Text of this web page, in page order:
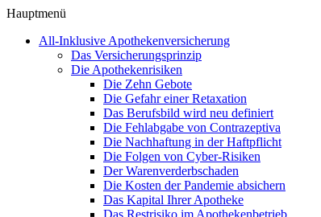
Hauptmenü
All-Inklusive Apothekenversicherung
Das Versicherungsprinzip
Die Apothekenrisiken
Die Zehn Gebote
Die Gefahr einer Retaxation
Das Berufsbild wird neu definiert
Die Fehlabgabe von Contrazeptiva
Die Nachhaftung in der Haftpflicht
Die Folgen von Cyber-Risiken
Der Warenverderbschaden
Die Kosten der Pandemie absichern
Das Kapital Ihrer Apotheke
Das Restrisiko im Apothekenbetrieb